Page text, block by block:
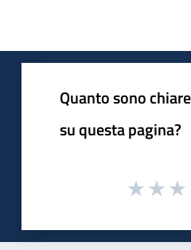
Quanto sono
su questa pagina?